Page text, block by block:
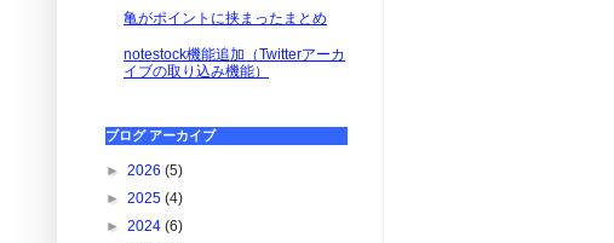
亀がポイントに挟まったまとめ
notestock機能追加（Twitterアーカ
イブの取り込み機能）
ブログ アーカイブ
► 2026 (5)
► 2025 (4)
► 2024 (6)